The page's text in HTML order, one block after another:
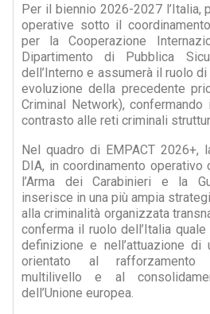
Per il biennio 2026-2027 l’Italia,
operative sotto il
per la Cooperazione
Dipartimento di Pubblica
dell’Interno e assumerà il ruolo
evoluzione della precedente
Criminal Network),
contrasto alle reti criminali
Nel quadro di EMPACT 2026+,
DIA, in coordinamento
l’Arma dei Carabinieri e la
inserisce in una più ampia
alla criminalità organizzata
conferma il ruolo dell’Italia
definizione e nell’attuazione di
orientato al rafforzamento
multilivello e al
dell’Unione europea.